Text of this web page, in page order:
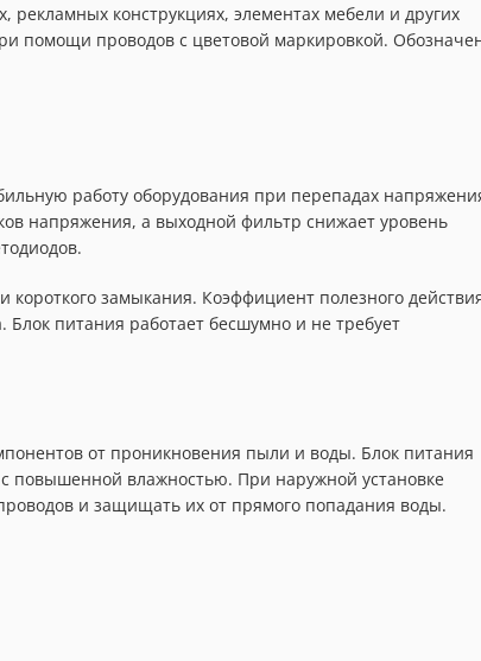
рекламных конструкциях, элементах мебели и других
помощи проводов с цветовой маркировкой.
работу оборудования при перепадах
напряжения, а выходной фильтр снижает уровень
замыкания. Коэффициент полезного
Блок питания работает бесшумно и не требует
от проникновения пыли и воды. Блок питания
повышенной влажностью. При наружной установке
и защищать их от прямого попадания воды.